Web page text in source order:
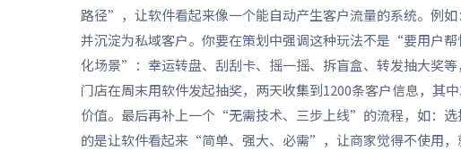
路径”，让软件看起来像一个能自动产生客户流量的系统。例
并沉淀为私域客户。你要在策划中强调这种玩法不是“要用户
化场景”：幸运转盘、刮刮卡、摇一摇、拆盲盒、转发抽大奖
门店在周末用软件发起抽奖，两天收集到1200条客户信息，其
价值。最后再补上一个“无需技术、三步上线”的流程，如：
的是让软件看起来“简单、强大、必需”，让商家觉得不使用，